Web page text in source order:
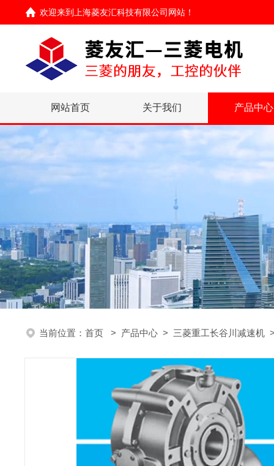
欢迎来到 上海菱友汇科技有限公司网站 ！
网站首页 关于我们 产品中心
当前位置： 首页 > 产品中心 > 三菱重工长谷川减速机